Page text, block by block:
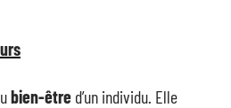
bien-être d’un individu. Elle